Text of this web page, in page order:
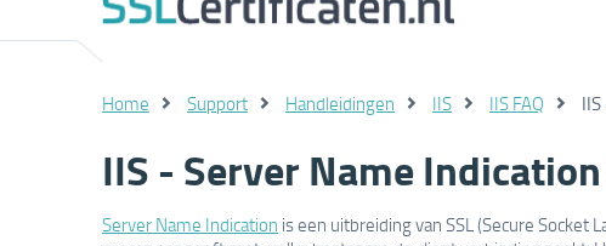
Home Support Handleidingen IIS IIS FAQ
IIS - Server Name
Server Name Indication is een uitbreiding van SSL (Secure Socket